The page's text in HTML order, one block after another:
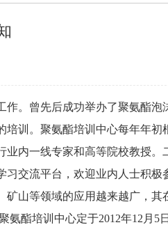
。曾先后成功举办了聚氨酯泡
培训。聚氨酯培训中心每年年初
业内一线专家和高等院校教授。
交流平台，欢迎业内人士积极
山等领域的应用越来越广，其
酯培训中心定于2012年12月5